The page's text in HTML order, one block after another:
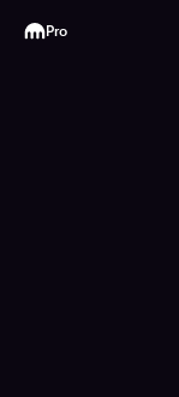
Kraken
Pro